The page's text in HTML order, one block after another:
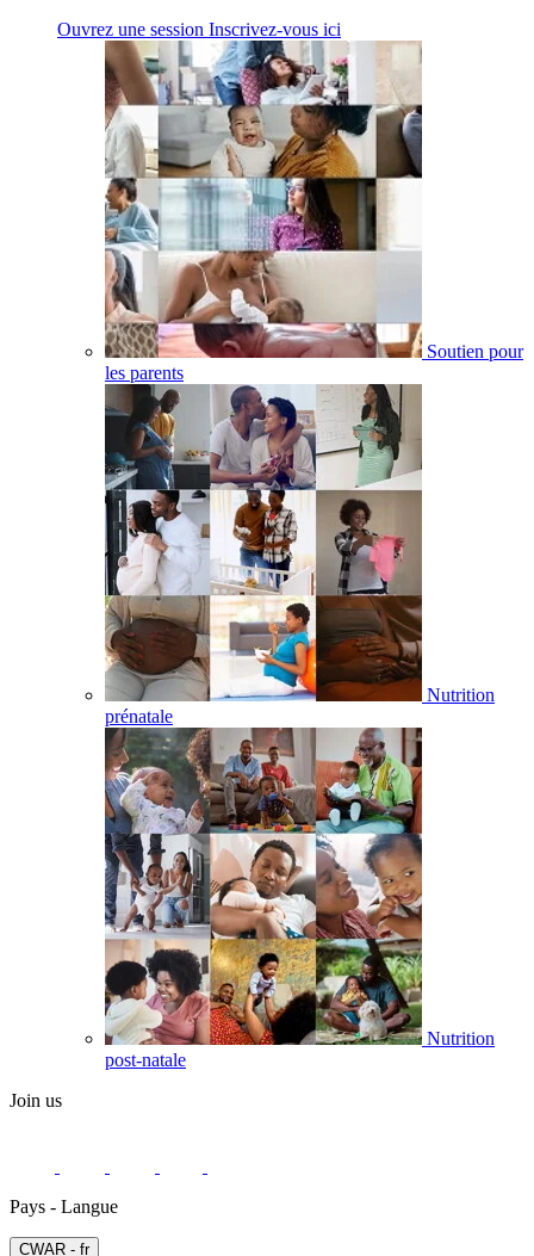
Ouvrez une session Inscrivez-vous ici
Soutien pour
les parents
Nutrition
prénatale
Nutrition
post-natale
Join us
Pays - Langue
СWAR - fr